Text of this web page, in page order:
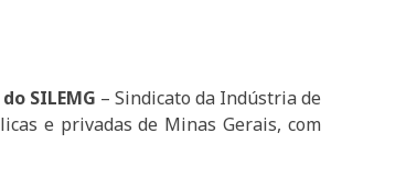
SILEMG – Sindicato da Indústria de
e privadas de Minas Gerais, com